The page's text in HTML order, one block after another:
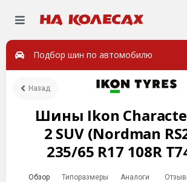
Подбор шин по автомобилю
Назад
Шины Ikon
2 SUV (Nordman
235/65 R17 108R
Обзор Типоразмеры Аналоги